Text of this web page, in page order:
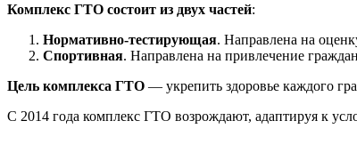
Комплекс ГТО состоит из двух частей:
Нормативно-тестирующая. Направлена на
Спортивная. Направлена на привлечение
Цель комплекса ГТО — укрепить здоровье каждого
С 2014 года комплекс ГТО возрождают, адаптируя к